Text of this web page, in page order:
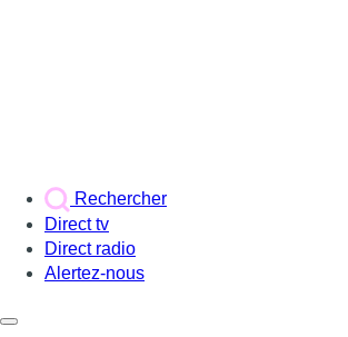
Rechercher
Direct tv
Direct radio
Alertez-nous